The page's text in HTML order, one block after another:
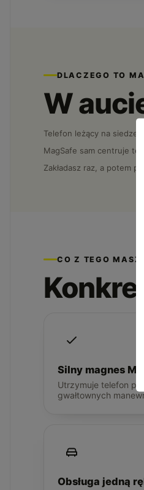
DLACZEGO TO
W
Telefon leżący na
MagSafe sam centruje
Zakładasz raz, a potem
CO Z TEGO MASZ
Silny magnes
Utrzymuje telefon
gwałtownych
Obsługa jedną